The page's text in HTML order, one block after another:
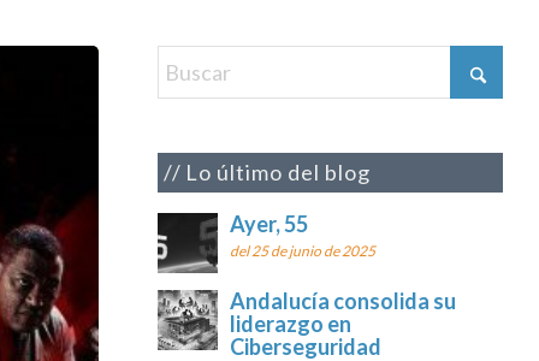
Lo último del blog
Ayer, 55
del 25 de junio de 2025
Andalucía consolida su
liderazgo en
Ciberseguridad